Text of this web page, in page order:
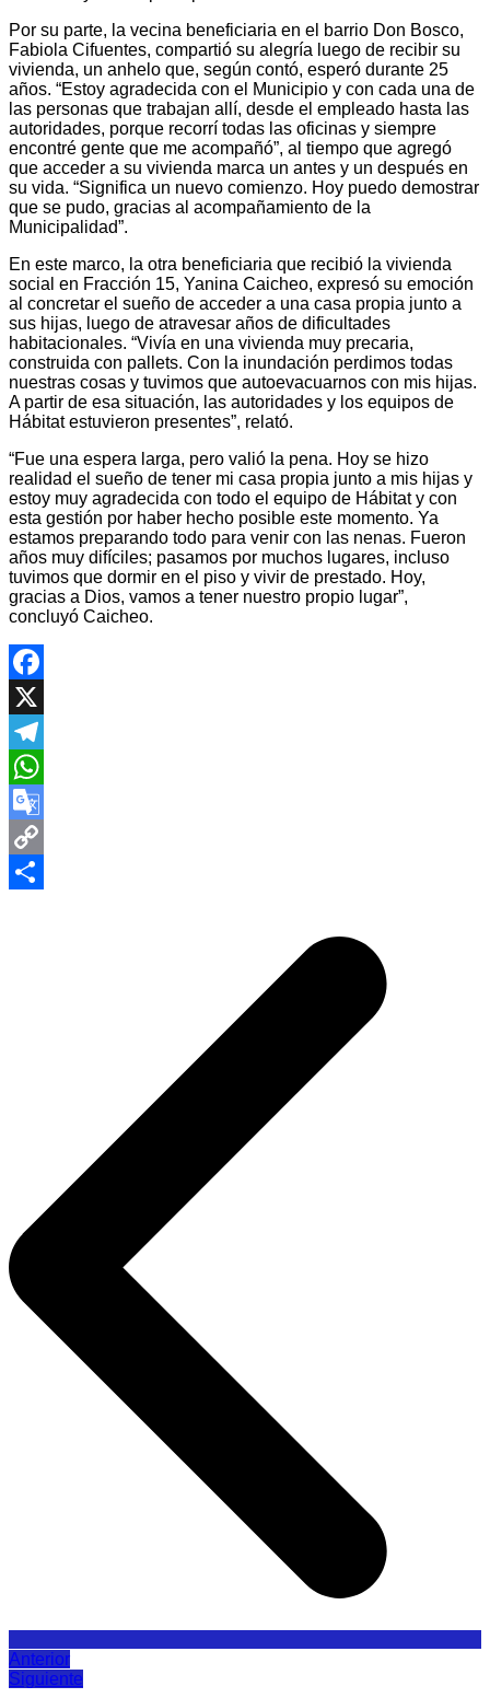
Por su parte, la vecina beneficiaria en el barrio Don Bosco,
Fabiola Cifuentes, compartió su alegría luego de recibir su
vivienda, un anhelo que, según contó, esperó durante 25
años. “Estoy agradecida con el Municipio y con cada una de
las personas que trabajan allí, desde el empleado hasta las
autoridades, porque recorrí todas las oficinas y siempre
encontré gente que me acompañó”, al tiempo que agregó
que acceder a su vivienda marca un antes y un después en
su vida. “Significa un nuevo comienzo. Hoy puedo demostrar
que se pudo, gracias al acompañamiento de la
Municipalidad”.
En este marco, la otra beneficiaria que recibió la vivienda
social en Fracción 15, Yanina Caicheo, expresó su emoción
al concretar el sueño de acceder a una casa propia junto a
sus hijas, luego de atravesar años de dificultades
habitacionales. “Vivía en una vivienda muy precaria,
construida con pallets. Con la inundación perdimos todas
nuestras cosas y tuvimos que autoevacuarnos con mis hijas.
A partir de esa situación, las autoridades y los equipos de
Hábitat estuvieron presentes”, relató.
“Fue una espera larga, pero valió la pena. Hoy se hizo
realidad el sueño de tener mi casa propia junto a mis hijas y
estoy muy agradecida con todo el equipo de Hábitat y con
esta gestión por haber hecho posible este momento. Ya
estamos preparando todo para venir con las nenas. Fueron
años muy difíciles; pasamos por muchos lugares, incluso
tuvimos que dormir en el piso y vivir de prestado. Hoy,
gracias a Dios, vamos a tener nuestro propio lugar”,
concluyó Caicheo.
Facebook
X
Telegram
WhatsApp
Google
Translate
Copy
Anterior
Siguiente